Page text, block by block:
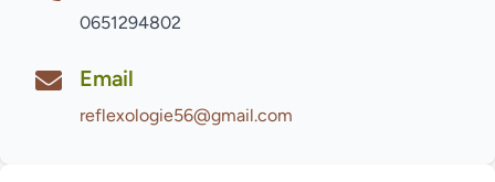
0651294802
Email
reflexologie56@gmail.com